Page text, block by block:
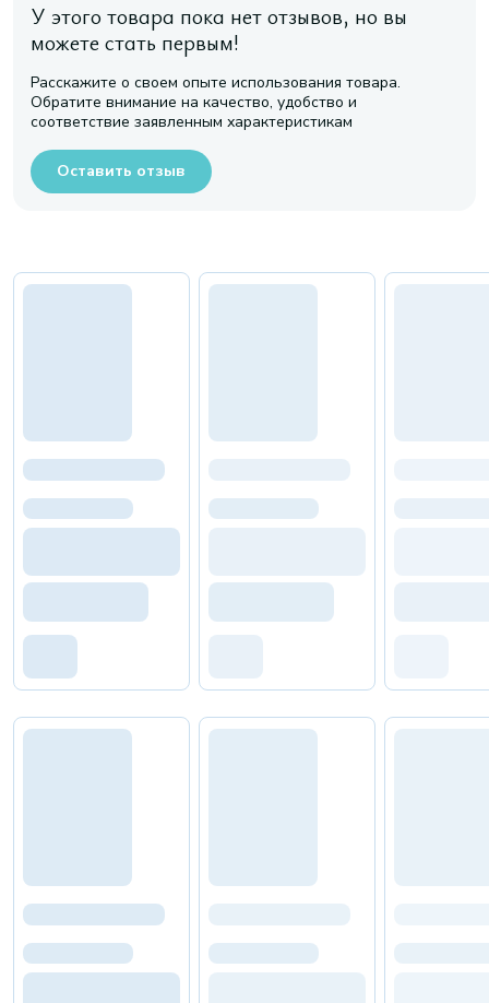
У этого товара пока нет отзывов, но вы
можете стать первым!
Расскажите о своем опыте использования товара.
Обратите внимание на качество, удобство и
соответствие заявленным характеристикам
Оставить отзыв